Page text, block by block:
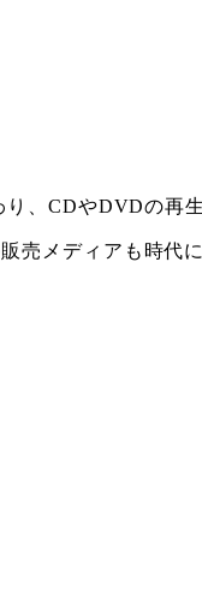
、CDやDVDの再
売メディアも時代